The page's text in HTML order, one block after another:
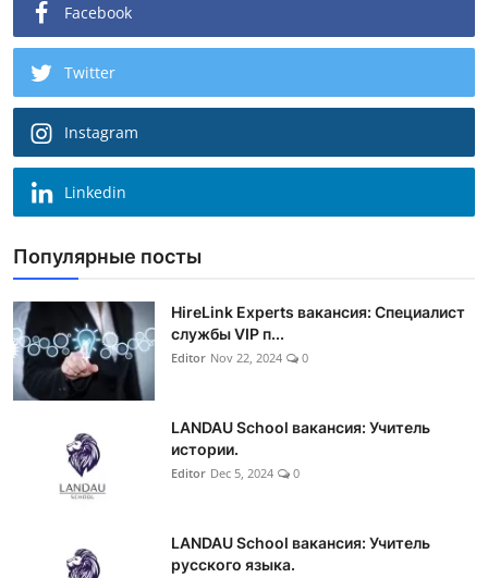
Facebook
Twitter
Instagram
Linkedin
Популярные посты
HireLink Experts вакансия: Специалист
службы VIP п...
Editor Nov 22, 2024 0
LANDAU School вакансия: Учитель
истории.
Editor Dec 5, 2024 0
LANDAU School вакансия: Учитель
русского языка.